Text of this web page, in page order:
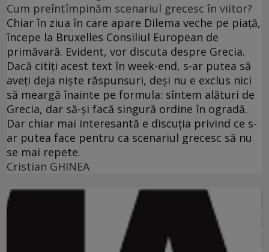
Cum preîntîmpinăm scenariul grecesc în viitor?
Chiar în ziua în care apare Dilema veche pe piaţă,
începe la Bruxelles Consiliul European de
primăvară. Evident, vor discuta despre Grecia.
Dacă citiţi acest text în week-end, s-ar putea să
aveţi deja nişte răspunsuri, deşi nu e exclus nici
să meargă înainte pe formula: sîntem alături de
Grecia, dar să-şi facă singură ordine în ogradă.
Dar chiar mai interesantă e discuţia privind ce s-
ar putea face pentru ca scenariul grecesc să nu
se mai repete.
Cristian GHINEA